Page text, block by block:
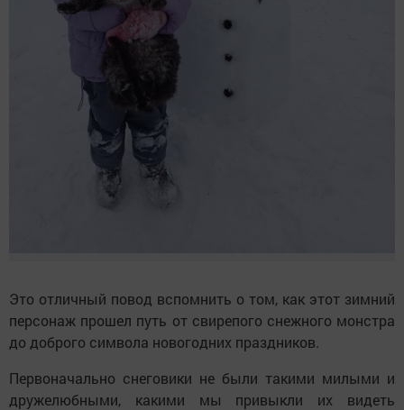
Это отличный повод вспомнить о том, как этот зимний
персонаж прошел путь от свирепого снежного монстра
до доброго символа новогодних праздников.
Первоначально снеговики не были такими милыми и
дружелюбными, какими мы привыкли их видеть